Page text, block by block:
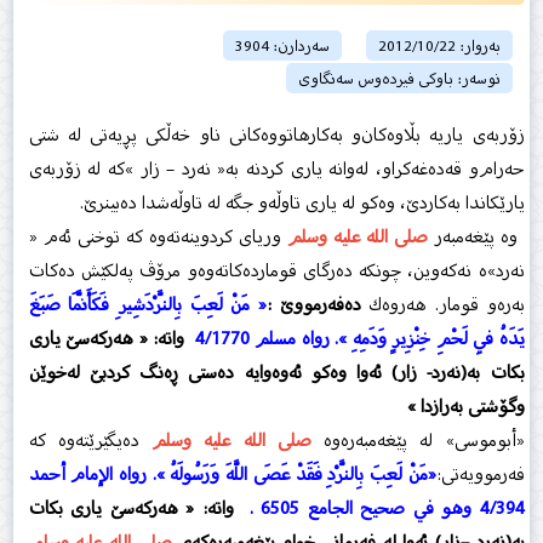
بەروار: 2012/10/22
سەردارن: 3904
نوسەر: باوکی فیردەوس سەنگاوی
زۆربەی یاریە بڵاوەكان‌و بەكارهاتووەكانی ناو خەڵكی پڕیەتی لە شتی
حەرام‌و ‏قەدەغەكراو، لەوانە یاری كردنە بە« نەرد – زار »كە لە زۆربەی
یارێكاندا بەكاردێ، ‏وەكو لە یاری تاوڵە‌و جگە لە تاوڵەشدا دەبینرێ‌.‏
‏ وە پێغەمبەرصلى الله عليه وسلم‏ وریای كردوینەتەوە كە توخنی ئەم «
نەرد»ە نەكەوین، چونكە ‏دەرگای قوماردەكاتەوە‌و مرۆڤ پەلكێش دەكات
بەرەو قومار. هەروەكدەفەرمووێ :‏‏‏« مَنْ لَعِبَ بِالنَّرْدَشِيرِ فَكَأَنَّمَا صَبَغَ
يَدَهُ فِي لَحْمِ خِنْزِيرٍ وَدَمِهِ ». رواه مسلم 4/1770‏
‏ واتە: « هەركەسێ یاری
بكات بە(نەرد- زار) ئەوا وەكو ئەوەوایە دەستی ڕەنگ ‏كردبێ لەخوێن
وگۆشتی بەرازدا »
«أبوموسی» لە پێغەمبەرەوە‏صلى الله عليه وسلم‏ دەیگێرێتەوە كە
فەرموویەتی:‏‏‏«مَنْ لَعِبَ بِالنَّرْدِ فَقَدْ عَصَى اللَّهَ وَرَسُولَهُ ». رواه الإمام أحمد
4/394 وهو في صحيح الجامع 6505 ‏‏.‏
‏ واتە: « هەركەسێ یاری بكات